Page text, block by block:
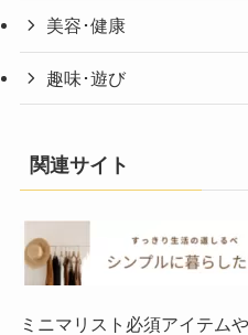
美容･健康
趣味･遊び
関連サイト
ミニマリスト必須アイテム